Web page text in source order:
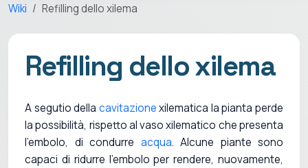
Wiki Refilling dello xilema
Refilling dello xilema
A segutio della cavitazionexilematica la pianta perde
la possibilità, rispetto al vaso xilematico che presenta
l'embolo, di condurre acqua. Alcune piante sono
capaci di ridurre l'embolo per rendere, nuovamente,